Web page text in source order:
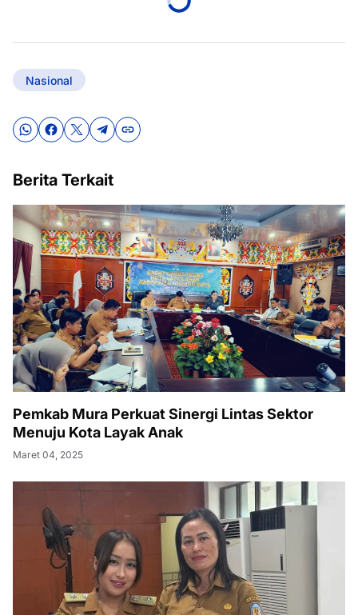
Nasional
Berita Terkait
Pemkab Mura Perkuat Sinergi Lintas Sektor
Menuju Kota Layak Anak
Maret 04, 2025